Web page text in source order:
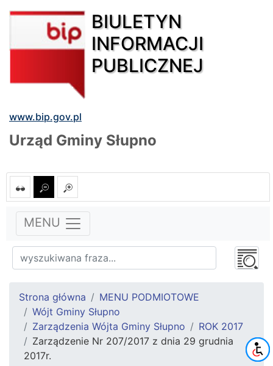
BIULETYN
INFORMACJI
PUBLICZNEJ
www.bip.gov.pl
Urząd Gminy Słupno
MENU
Strona główna
MENU PODMIOTOWE
Wójt Gminy Słupno
Zarządzenia Wójta Gminy Słupno
ROK 2017
Zarządzenie Nr 207/2017 z dnia 29 grudnia
2017r.